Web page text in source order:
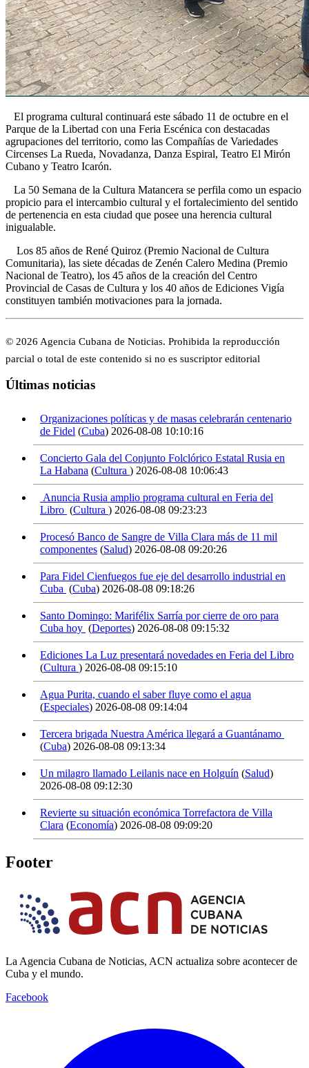
El programa cultural continuará este sábado 11 de octubre en el
Parque de la Libertad con una Feria Escénica con destacadas
agrupaciones del territorio, como las Compañías de Variedades
Circenses La Rueda, Novadanza, Danza Espiral, Teatro El Mirón
Cubano y Teatro Icarón.
La 50 Semana de la Cultura Matancera se perfila como un espacio
propicio para el intercambio cultural y el fortalecimiento del sentido
de pertenencia en esta ciudad que posee una herencia cultural
inigualable.
Los 85 años de René Quiroz (Premio Nacional de Cultura
Comunitaria), las siete décadas de Zenén Calero Medina (Premio
Nacional de Teatro), los 45 años de la creación del Centro
Provincial de Casas de Cultura y los 40 años de Ediciones Vigía
constituyen también motivaciones para la jornada.
© 2026 Agencia Cubana de Noticias. Prohibida la reproducción
parcial o total de este contenido si no es suscriptor editorial
Últimas noticias
Organizaciones políticas y de masas celebrarán centenario
de Fidel (Cuba) 2026-08-08 10:10:16
Concierto Gala del Conjunto Folclórico Estatal Rusia en
La Habana (Cultura ) 2026-08-08 10:06:43
Anuncia Rusia amplio programa cultural en Feria del
Libro (Cultura ) 2026-08-08 09:23:23
Procesó Banco de Sangre de Villa Clara más de 11 mil
componentes (Salud) 2026-08-08 09:20:26
Para Fidel Cienfuegos fue eje del desarrollo industrial en
Cuba (Cuba) 2026-08-08 09:18:26
Santo Domingo: Marifélix Sarría por cierre de oro para
Cuba hoy (Deportes) 2026-08-08 09:15:32
Ediciones La Luz presentará novedades en Feria del Libro
(Cultura ) 2026-08-08 09:15:10
Agua Purita, cuando el saber fluye como el agua
(Especiales) 2026-08-08 09:14:04
Tercera brigada Nuestra América llegará a Guantánamo
(Cuba) 2026-08-08 09:13:34
Un milagro llamado Leilanis nace en Holguín (Salud)
2026-08-08 09:12:30
Revierte su situación económica Torrefactora de Villa
Clara (Economía) 2026-08-08 09:09:20
Footer
La Agencia Cubana de Noticias, ACN actualiza sobre acontecer de
Cuba y el mundo.
Facebook